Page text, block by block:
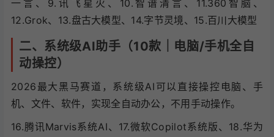
一言、9.讯飞星火、10.智谱清言、11.360智脑、
12.Grok、13.盘古大模型、14.字节灵境、15.百川大模型
二、系统级AI助手（10款｜电脑/手机全自
动操控）
2026最大黑马赛道，系统级AI可以直接操控电脑、手
机、文件、软件，实现全自动办公，不用手动操作。
16.腾讯Marvis系统AI、17.微软Copilot系统版、18.华为